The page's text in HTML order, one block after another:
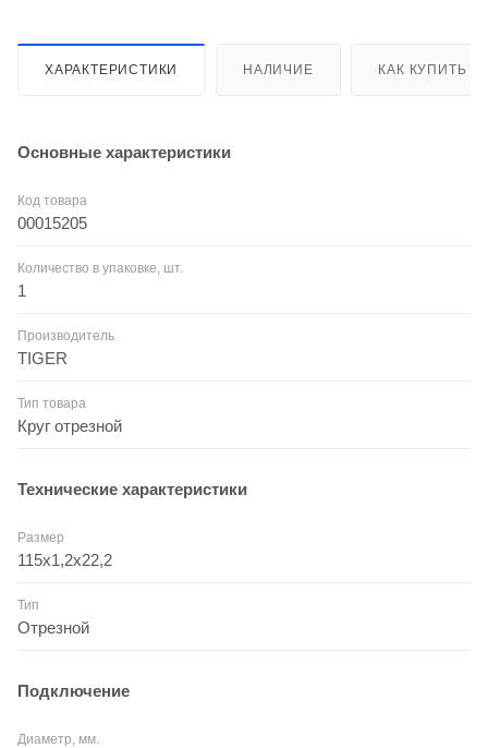
ХАРАКТЕРИСТИКИ НАЛИЧИЕ КАК КУПИТЬ
Основные характеристики
Код товара
00015205
Количество в упаковке, шт.
1
Производитель
TIGER
Тип товара
Круг отрезной
Технические характеристики
Размер
115х1,2х22,2
Тип
Отрезной
Подключение
Диаметр, мм.